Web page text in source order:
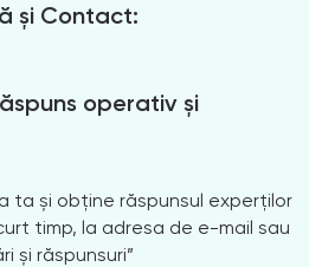
și Contact:
operativ și
ta și obține răspunsul experților
timp, la adresa de e-mail sau
și răspunsuri”